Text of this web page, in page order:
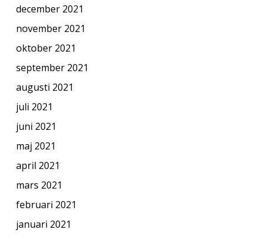
december 2021
november 2021
oktober 2021
september 2021
augusti 2021
juli 2021
juni 2021
maj 2021
april 2021
mars 2021
februari 2021
januari 2021